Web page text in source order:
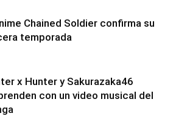
Chained Soldier confirma su
temporada
x Hunter y Sakurazaka46
con un video musical del